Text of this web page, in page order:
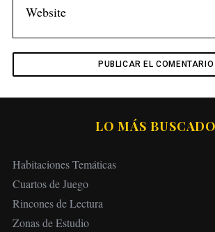
LO MÁS BUSCADO
Habitaciones Temáticas
Cuartos de Juego
Rincones de Lectura
Zonas de Estudio